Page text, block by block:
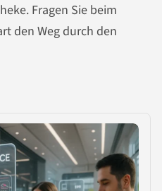
Fragen Sie beim
den Weg durch den